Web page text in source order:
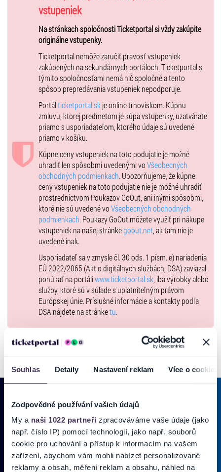
Souhlas Detaily Nastavení reklam Více o cookies
Zodpovědné používání vašich údajů
My a naši 1022 partneři zpracováváme vaše údaje (jako
např. číslo IP) pomocí technologií, jako např. souborů
cookie pro uchování a přístup k informacím na vašem
zařízení, abychom vám mohli nabízet personalizované
reklamy a obsah, měření reklam a obsahu, náhled na
Miesta a termíny uvedenia:
Dom kultúry Trnava 10.1.2026 o 17:00 hod
Dom kultúry Ružinov - veľká sála , Bratislava 1.2.20256 o 17:00 hod
DAB Nitra, dňa 1.3.2025 o 17:00 hod
vstupeniek
Na stránkach spoločnosti Ticketportal si vždy zakúpite
originálne vstupenky.
Ticketportal nemôže zaručiť pravosť vstupeniek
zakúpených na sekundárnych portáloch. Ticketportal s
týmito spoločnosťami nemá nič spoločné a tento
spôsob prepredávania vstupeniek nepodporuje.
Portálticketportal.sk je online trhoviskom. Kúpnu
zmluvu, ktorej predmetom je kúpa vstupenky, uzatvárate
priamo s usporiadateľom, ktorého údaje sú uvedené
priamo v košíku.
Kúpne ceny vstupeniek na toto podujatie je možné
uhradiť len spôsobmi uvedenými voVšeobecných
obchodných podmienkach. Upozorňujeme, že kúpne
ceny vstupeniek na toto podujatie nie je možné uhradiť
prostredníctvom Poukazov GoOut, ani inými spôsobmi,
ktoré nie sú uvedené voVšeobecných obchodných
podmienkach. Poukazy GoOut môžete využiť pri nákupe
vstupeniek na našej stránkegoout.net , ak tam nie je
uvedené inak.
Usporiadateľ sa v zmysle čl. 30 ods. 1 písm. e) nariadenia
EÚ 2022/2065 (Akt o digitálnych službách, DSA) zaviazal
ponúkať na portáliwww.ticketportal.sk , iba výrobky alebo
služby, ktoré sú v súlade s uplatniteľným právom
Európskej únie. Príslušné informácie a kontakty podľa
DSA nájdete na stránketu.
PRIHLÁSIŤ SA KODBERU NOVINIEK
Pridajte sa do zoznamu odberateľov a doručte si najnovšie špeciálne
ponuky priamo do doručenej pošty.